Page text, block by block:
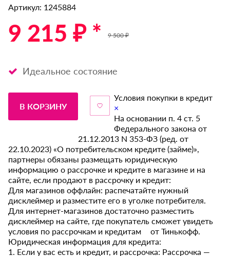
Артикул: 1245884
9 215 ₽ * 9 500 ₽
Идеальное состояние
В КОРЗИНУ
Условия покупки в кредит
×
На основании п. 4 ст. 5
Федерального закона от
21.12.2013 N 353-ФЗ (ред. от
22.10.2023) «О потребительском кредите (займе)»,
партнеры обязаны размещать юридическую
информацию о рассрочке и кредите в магазине и на
сайте, если продают в рассрочку и кредит:
Для магазинов оффлайн: распечатайте нужный
дисклеймер и разместите его в уголке потребителя.
Для интернет-магазинов достаточно разместить
дисклеймер на сайте, где покупатель сможет увидеть
условия по рассрочкам и кредитам от Тинькофф.
Юридическая информация для кредита:
1. Если у вас есть и кредит, и рассрочка: Рассрочка —